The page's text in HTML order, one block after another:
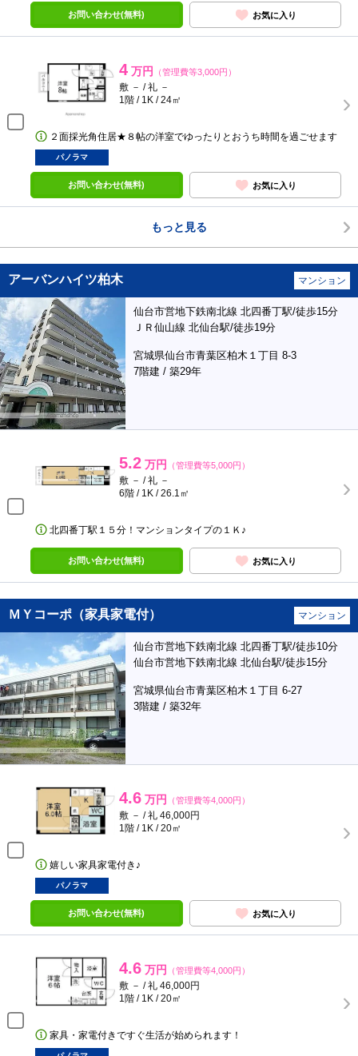
お問い合わせ(無料) お気に入り
4 万円 （管理費等3,000円）
敷 － / 礼 －
1階 / 1K / 24㎡
２面採光角住居★８帖の洋室でゆったりとおうち時間を過ごせます
パノラマ
お問い合わせ(無料) お気に入り
もっと見る
アーバンハイツ柏木 マンション
仙台市営地下鉄南北線 北四番丁駅/徒歩15分
ＪＲ仙山線 北仙台駅/徒歩19分
宮城県仙台市青葉区柏木１丁目 8-3
7階建 / 築29年
5.2 万円 （管理費等5,000円）
敷 － / 礼 －
6階 / 1K / 26.1㎡
北四番丁駅１５分！マンションタイプの１Ｋ♪
お問い合わせ(無料) お気に入り
ＭＹコーポ（家具家電付） マンション
仙台市営地下鉄南北線 北四番丁駅/徒歩10分
仙台市営地下鉄南北線 北仙台駅/徒歩15分
宮城県仙台市青葉区柏木１丁目 6-27
3階建 / 築32年
4.6 万円 （管理費等4,000円）
敷 － / 礼 46,000円
1階 / 1K / 20㎡
嬉しい家具家電付き♪
パノラマ
お問い合わせ(無料) お気に入り
4.6 万円 （管理費等4,000円）
敷 － / 礼 46,000円
1階 / 1K / 20㎡
家具・家電付きですぐ生活が始められます！